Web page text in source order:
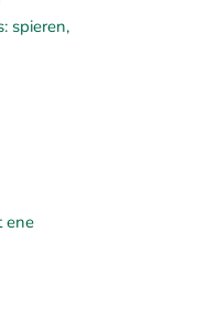
spieren,
ene